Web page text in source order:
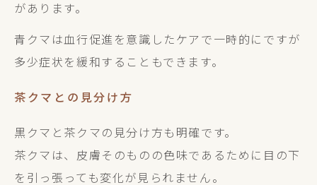
があります。
青クマは血行促進を意識したケアで一時的にですが
多少症状を緩和することもできます。
茶クマとの見分け方
黒クマと茶クマの見分け方も明確です。
茶クマは、皮膚そのものの色味であるために目の下
を引っ張っても変化が見られません。